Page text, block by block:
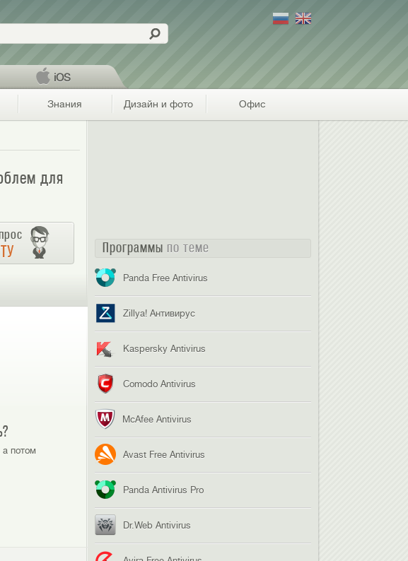
iOS
Знания Дизайн и фото Офис
для
а потом
Программы по теме
Panda Free Antivirus
Zillya! Антивирус
Kaspersky Antivirus
Comodo Antivirus
McAfee Antivirus
Avast Free Antivirus
Panda Antivirus Pro
Dr.Web Antivirus